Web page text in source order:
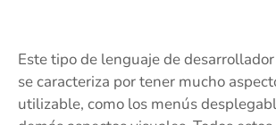
Este tipo de lenguaje de
se caracteriza por tener mucho
utilizable, como los menús